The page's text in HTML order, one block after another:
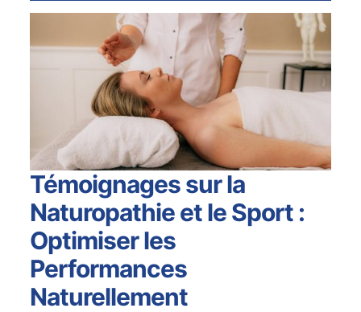
Témoignages sur la
Naturopathie et le Sport :
Optimiser les
Performances
Naturellement